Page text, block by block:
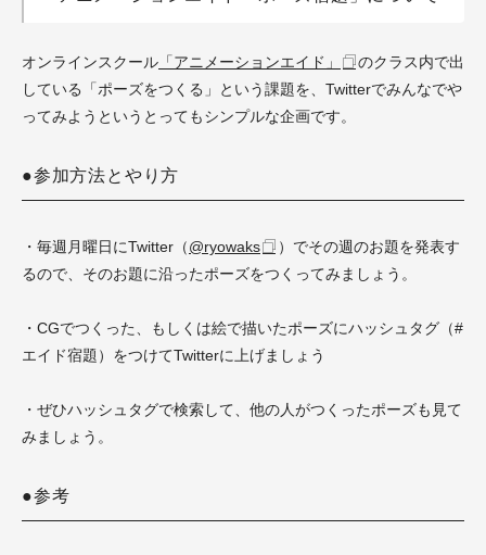
オンラインスクール 「アニメーションエイド」
のクラス内で出
している「ポーズをつくる」という課題を、Twitterでみんなでや
ってみようというとってもシンプルな企画です。
●参加方法とやり方
・毎週月曜日にTwitter（@ryowaks
）でその週のお題を発表す
るので、そのお題に沿ったポーズをつくってみましょう。
・CGでつくった、もしくは絵で描いたポーズにハッシュタグ（#
エイド宿題）をつけてTwitterに上げましょう
・ぜひハッシュタグで検索して、他の人がつくったポーズも見て
みましょう。
●参考